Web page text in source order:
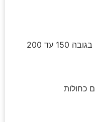
מתאים לנשים, גברים, נערים ונערות בגובה 150 עד 200
כחולות